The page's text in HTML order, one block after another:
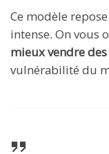
Ce modèle
intense. On vous
mieux vendre
vulnérabilité du